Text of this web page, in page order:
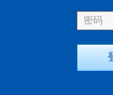
密码